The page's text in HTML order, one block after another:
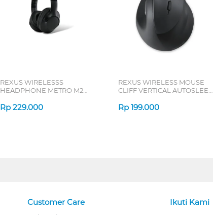
REXUS WIRELESSS
HEADPHONE METRO M2
Rp 229.000
REXUS WIRELESS MOUSE
CLIFF VERTICAL AUTOSLEEP
Rp 199.000
Customer Care Ikuti Kami